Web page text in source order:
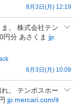
8月3日(月) 12:19
。 株式会社テン
円分 あさくま jp.
8月3日(月) 10:09
。 テンポスホー
jp.mercari.com/it